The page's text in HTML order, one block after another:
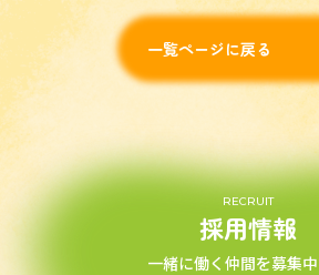
一覧ページに戻る
RECRUIT
採用情報
一緒に働く仲間を募集